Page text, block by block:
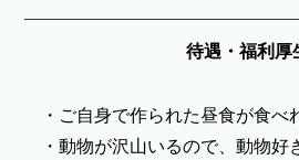
待遇・福利厚
・ご自身で作られた昼食が食べ
・動物が沢山いるので、動物好